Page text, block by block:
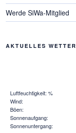
Werde SiWa-Mitglied
AKTUELLES WETTER
Luftfeuchtigkeit: %
Wind:
Böen:
Sonnenaufgang:
Sonnenuntergang: